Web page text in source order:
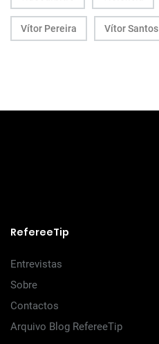
Vítor Pereira Vítor Santos
RefereeTip
Entrevistas
Sobre
Contactos
Arquivo Blog RefereeTip